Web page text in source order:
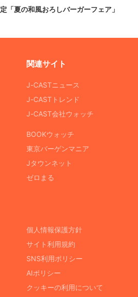
夏の和風おろしバーガーフェア」
関連サイト
J-CASTニュース
J-CASTトレンド
J-CAST会社ウォッチ
BOOKウォッチ
東京バーゲンマニア
Jタウンネット
ゼロまる
個人情報保護方針
サイト利用規約
SNS利用ポリシー
AIポリシー
クッキーの利用について